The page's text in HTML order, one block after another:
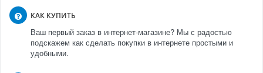
КАК КУПИТЬ
Ваш первый заказ в интернет-магазине? Мы с радостью
подскажем как сделать покупки в интернете простыми и
удобными.